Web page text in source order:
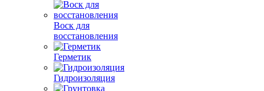
Воск для
восстановления
Герметик
Гидроизоляция